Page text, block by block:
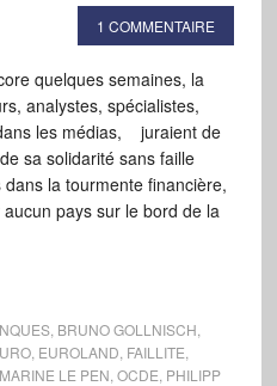
1 COMMENTAIRE
quelques semaines, la
analystes, spécialistes,
les médias, juraient de
sa solidarité sans faille
la tourmente financière,
pays sur le bord de la
, BRUNO GOLLNISCH
, EUROLAND FAILLITE
MARINE LE PEN OCDE PHILIPP